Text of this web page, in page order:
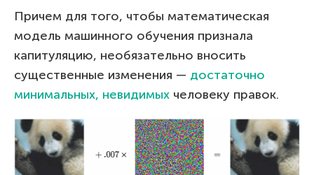
Причем для того, чтобы математическая
модель машинного обучения признала
капитуляцию, необязательно вносить
существенные изменения — достаточно
минимальных, невидимых человеку правок.